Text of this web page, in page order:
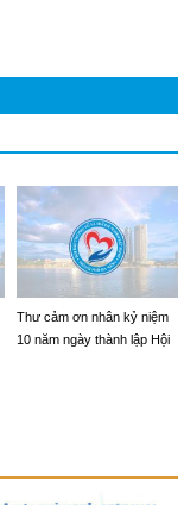
Thư cảm ơn nhân kỷ niệm
10 năm ngày thành lập Hội